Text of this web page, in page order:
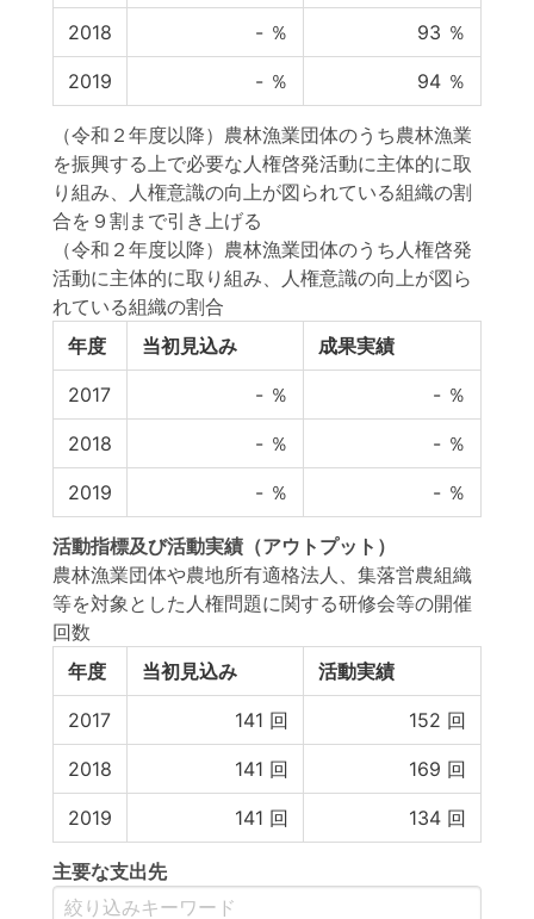
2018 - ％ 93 ％
2019 - ％ 94 ％
（令和２年度以降）農林漁業団体のうち農林漁業
を振興する上で必要な人権啓発活動に主体的に取
り組み、人権意識の向上が図られている組織の割
合を９割まで引き上げる
（令和２年度以降）農林漁業団体のうち人権啓発
活動に主体的に取り組み、人権意識の向上が図ら
れている組織の割合
年度
当初見込み 成果実績
2017 - ％ - ％
2018 - ％ - ％
2019 - ％ - ％
活動指標及び活動実績 （アウトプット）
農林漁業団体や農地所有適格法人、集落営農組織
等を対象とした人権問題に関する研修会等の開催
回数
年度
当初見込み 活動実績
2017 141 回 152 回
2018 141 回 169 回
2019 141 回 134 回
主要な支出先